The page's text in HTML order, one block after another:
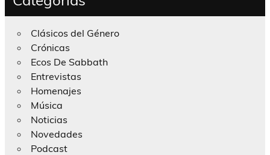
Clásicos del Género
Crónicas
Ecos De Sabbath
Entrevistas
Homenajes
Música
Noticias
Novedades
Podcast